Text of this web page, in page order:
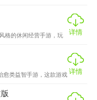
格的休闲经营手游，玩
详情
愈类益智手游，这款游戏 详情